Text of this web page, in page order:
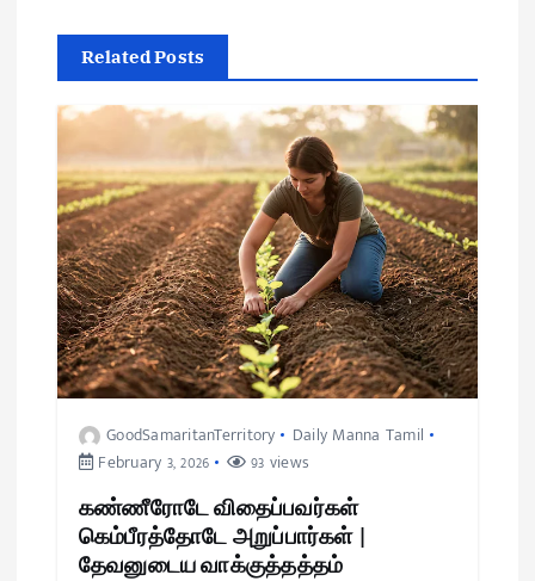
Related Posts
GoodSamaritanTerritory
Daily Manna Tamil
February 3, 2026
93 views
கண்ணீரோடே விதைப்பவர்கள்
கெம்பீரத்தோடே அறுப்பார்கள் |
தேவனுடைய வாக்குத்தத்தம்